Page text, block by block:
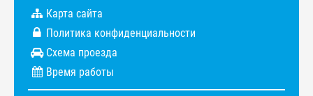
Карта сайта
Политика конфиденциальности
Схема проезда
Время работы